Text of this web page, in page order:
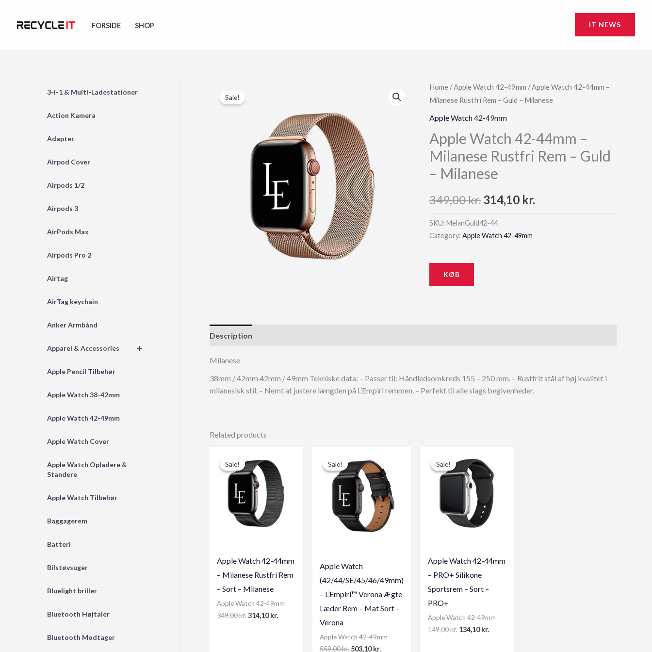
FORSIDE SHOP IT NEWS
3-i-1 & Multi-Ladestationer
Action Kamera
Adapter
Airpod Cover
Airpods 1/2
Airpods 3
AirPods Max
Airpods Pro 2
Airtag
AirTag keychain
Anker Armbånd
+
Apparel & Accessories
Apple Pencil Tilbehør
Apple Watch 38-42mm
Apple Watch 42-49mm
Apple Watch Cover
Apple Watch Opladere &
Standere
Apple Watch Tilbehør
Baggagerem
Batteri
Bilstøvsuger
Bluelight briller
Bluetooth Højtaler
Bluetooth Modtager
Sale!
Home /Apple Watch 42-49mm / Apple Watch 42-44mm –
Milanese Rustfri Rem – Guld – Milanese
Apple Watch 42-49mm
Apple Watch 42-44mm –
Milanese Rustfri Rem – Guld
– Milanese
349,00kr. Original
price
was:
314,10 kr.
SKU:MelanGuld42-44
Category:Apple Watch 42-49mm
KØB
Description
Milanese
38mm / 42mm 42mm / 49mm Tekniske data: – Passer til: Håndledsomkreds 155 – 250 mm. – Rustfrit stål af høj kvalitet i
milanesisk stil. – Nemt at justere længden på L’Empiri remmen. – Perfekt til alle slags begivenheder.
Related products
Sale!
Sale!
Apple Watch 42-44mm
– Milanese Rustfri Rem
– Sort – Milanese
Apple Watch 42-49mm
349,00kr.Original
314,10kr.
Sale!
Sale!
Apple Watch
(42/44/SE/45/46/49mm)
– L’Empiri™ Verona Ægte
Læder Rem – Mat Sort –
Verona
Apple Watch 42-49mm
559,00kr. Original
503,10kr.
Sale!
Sale!
Apple Watch 42-44mm
– PRO+ Silikone
Sportsrem – Sort –
PRO+
Apple Watch 42-49mm
149,00kr. Original
134,10kr.